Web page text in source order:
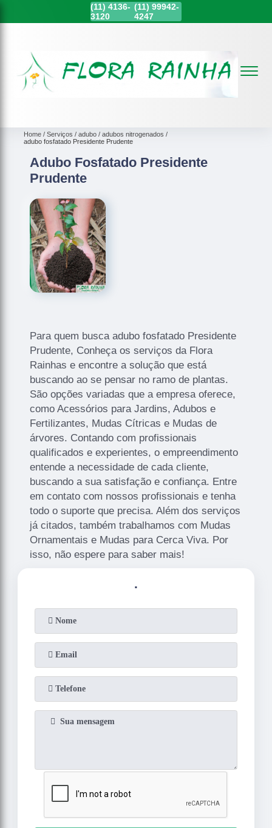
(11) 4136-
3120
(11)99942-
4247
Home Serviços adubo
adubos nitrogenados
adubo fosfatado Presidente Prudente
Adubo Fosfatado Presidente
Prudente
Para quem busca adubo fosfatado Presidente
Prudente, Conheça os serviços da Flora
Rainhas e encontre a solução que está
buscando ao se pensar no ramo de plantas.
São opções variadas que a empresa oferece,
como Acessórios para Jardins, Adubos e
Fertilizantes, Mudas Cítricas e Mudas de
árvores. Contando com profissionais
qualificados e experientes, o empreendimento
entende a necessidade de cada cliente,
buscando a sua satisfação e confiança. Entre
em contato com nossos profissionais e tenha
todo o suporte que precisa. Além dos serviços
já citados, também trabalhamos com Mudas
Ornamentais e Mudas para Cerca Viva. Por
isso, não espere para saber mais!
.